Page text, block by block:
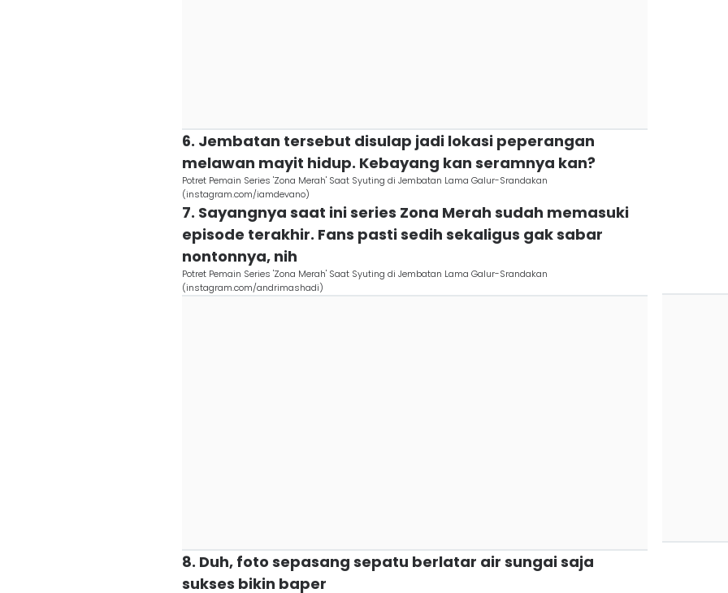
6. Jembatan tersebut disulap jadi lokasi peperangan
melawan mayit hidup. Kebayang kan seramnya kan?
Potret Pemain Series 'Zona Merah' Saat Syuting di Jembatan Lama Galur-Srandakan
(instagram.com/iamdevano)
7. Sayangnya saat ini series Zona Merah sudah memasuki
episode terakhir. Fans pasti sedih sekaligus gak sabar
nontonnya, nih
Potret Pemain Series 'Zona Merah' Saat Syuting di Jembatan Lama Galur-Srandakan
(instagram.com/andrimashadi)
8. Duh, foto sepasang sepatu berlatar air sungai saja
sukses bikin baper